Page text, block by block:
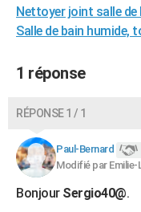
Alimentation
Guide de la santé
Maladies
Médicaments
Sommeil
VOYAGE
GUIDES D'ACHAT
BONS PLANS
CARTE DE VOEUX
Carte de Noël
Carte Bonne année
Carte Saint-Valentin
Carte Pâques
Carte d'anniversaire
DICTIONNAIRE
Nettoyer joint salle de
Salle de bain humide,
1 réponse
RÉPONSE 1 / 1
Paul-Bernard
Modifié par Emilie-
Bonjour Sergio40@.